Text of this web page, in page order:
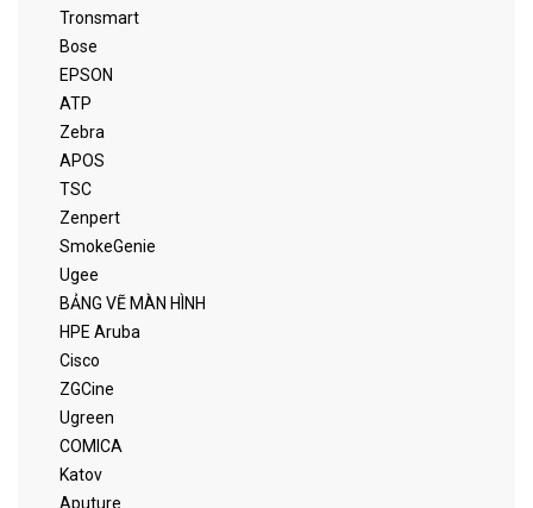
Tronsmart
Bose
EPSON
ATP
Zebra
APOS
TSC
Zenpert
SmokeGenie
Ugee
BẢNG VẼ MÀN HÌNH
HPE Aruba
Cisco
ZGCine
Ugreen
COMICA
Katov
Aputure